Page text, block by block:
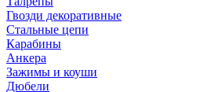
Гвозди декоративные
Стальные цепи
Карабины
Анкера
Зажимы и коуши
Дюбели